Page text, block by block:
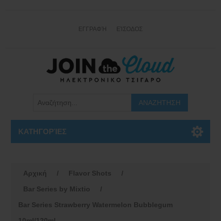
ΕΓΓΡΑΦΉ ΕΊΣΟΔΟΣ
ΚΑΤΗΓΟΡΊΕΣ
Αρχική / Flavor Shots
/
Bar Series by Mixtio
/
Bar Series Strawberry Watermelon Bubblegum